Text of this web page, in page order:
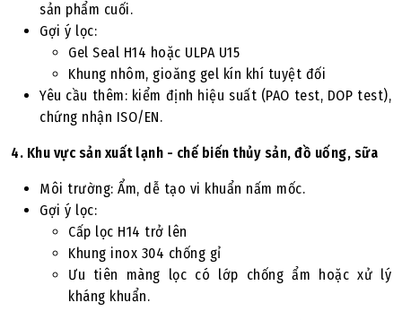
sản phẩm cuối.
Gợi ý lọc:
Gel Seal H14 hoặc ULPA U15
Khung nhôm, gioăng gel kín khí tuyệt đối
Yêu cầu thêm: kiểm định hiệu suất (PAO test, DOP test),
chứng nhận ISO/EN.
4. Khu vực sản xuất lạnh - chế biến thủy sản, đồ uống, sữa
Môi trường: Ẩm, dễ tạo vi khuẩn nấm mốc.
Gợi ý lọc:
Cấp lọc H14 trở lên
Khung inox 304 chống gỉ
Ưu tiên màng lọc có lớp chống ẩm hoặc xử lý
kháng khuẩn.